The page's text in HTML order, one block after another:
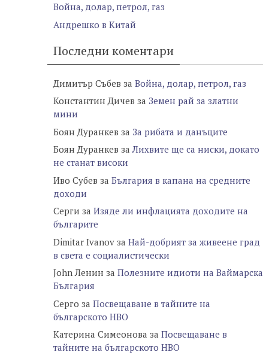
Война, долар, петрол, газ
Андрешко в Китай
Последни коментари
Димитър Събев за Война, долар, петрол, газ
Константин Дичев за Земен рай за златни
мини
Боян Дуранкев за За рибата и данъците
Боян Дуранкев заЛихвите ще са ниски, докато
не станат високи
Иво Субев за България в капана на средните
доходи
Серги за Изяде ли инфлацията доходите на
българите
Dimitar Ivanov за Най-добрият за живеене град
в света е социалистически
John Ленин за Полезните идиоти на Ваймарска
България
Серго за Посвещаване в тайните на
българското НВО
Катерина Симеонова за Посвещаване в
тайните на българското НВО